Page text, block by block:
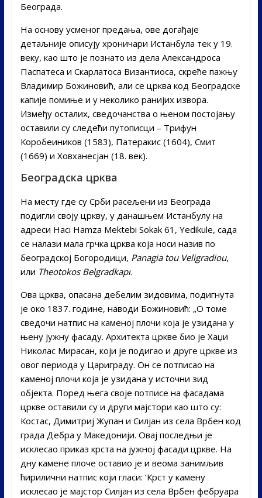
Београда.
На основу усменог предања, ове догађаје
детаљније описују хроничари Истанбула тек у 19.
веку, као што је познато из дела Александроса
Паспатеса и Скарлатоса Византиoса, скреће пажњу
Владимир Божиновић, али се црква код Београдске
капије помиње и у неколико ранијих извора.
Између осталих, сведочанства о њеном постојању
оставили су следећи путописци – Трифун
Коробеиников (1583), Патеракис (1604), Смит
(1669) и Ховханесјан (18. век).
Београдска црква
На месту где су Срби расељени из Београда
подигли своју цркву, у данашњем Истанбулу на
адреси Hacı Hamza Mektebi Sokak 61, Yedikule, сада
се налази мала грчка црква која носи назив по
београдској Богородици, Panagia tou Veligradiou,
или Theotokos Belgradkapı.
Ова црква, опасана дебелим зидовима, подигнута
је око 1837. године, наводи Божиновић: „О томе
сведочи натпис на каменој плочи која је узидана у
њену јужну фасаду. Архитекта цркве био је Хаџи
Николас Мирасан, који је подигао и друге цркве из
овог периода у Цариграду. Он се потписао на
каменој плочи која је узидана у источни зид
објекта. Поред њега своје потписе на фасадама
цркве оставили су и други мајстори као што су:
Костас, Димитриј Жупан и Силјан из села Врбен код
града Дебра у Македонији. Овај последњи је
исклесао приказ крста на јужној фасади цркве. На
дну камене плоче оставио је и веома занимљив
ћирилични натпис који гласи: ‘Крст у камену
исклесао је мајстор Силјан из села Врбен фебруара